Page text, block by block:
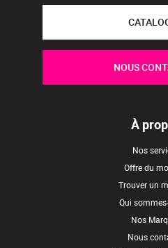
NOUS
À
Nos
Offre du
Trouver un
Qui
Nos
Nous